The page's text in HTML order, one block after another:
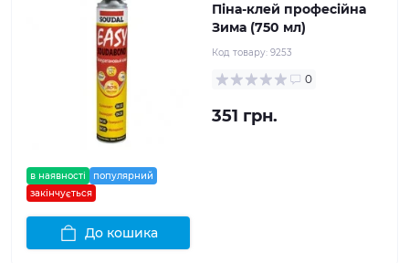
в наявності
популярний
закінчується
Піна-клей професійна
Зима (750 мл)
Код товару: 9253
0
351 грн.
До кошика